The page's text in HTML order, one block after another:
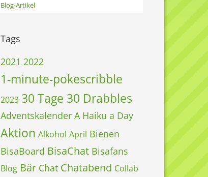
Blog-Artikel
Tags
2021 2022
1-minute-pokescribble
2023 30 Tage 30 Drabbles
Adventskalender A Haiku a Day
Aktion Alkohol April Bienen
BisaBoard BisaChat Bisafans
Blog Bär Chat Chatabend Collab